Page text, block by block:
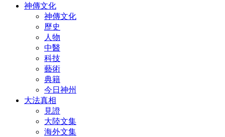
神傳文化
神傳文化
歷史
人物
中醫
科技
藝術
典籍
今日神州
大法真相
見證
大陸文集
海外文集